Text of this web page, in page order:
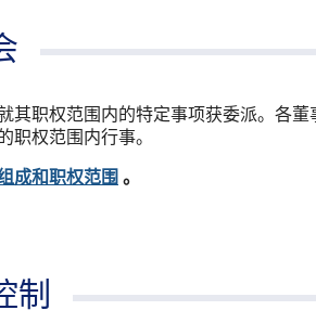
其职权范围内的特定事项获委派。各
职权范围内行事。
成和职权范围 。
制